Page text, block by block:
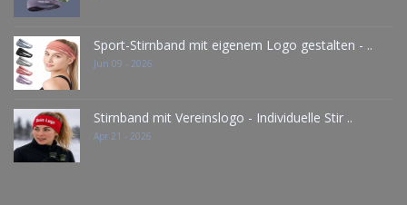
Sport-Stirnband mit eigenem Logo gestalten - ..
Jun 09 - 2026
Stirnband mit Vereinslogo - Individuelle Stir ..
Apr 21 - 2026